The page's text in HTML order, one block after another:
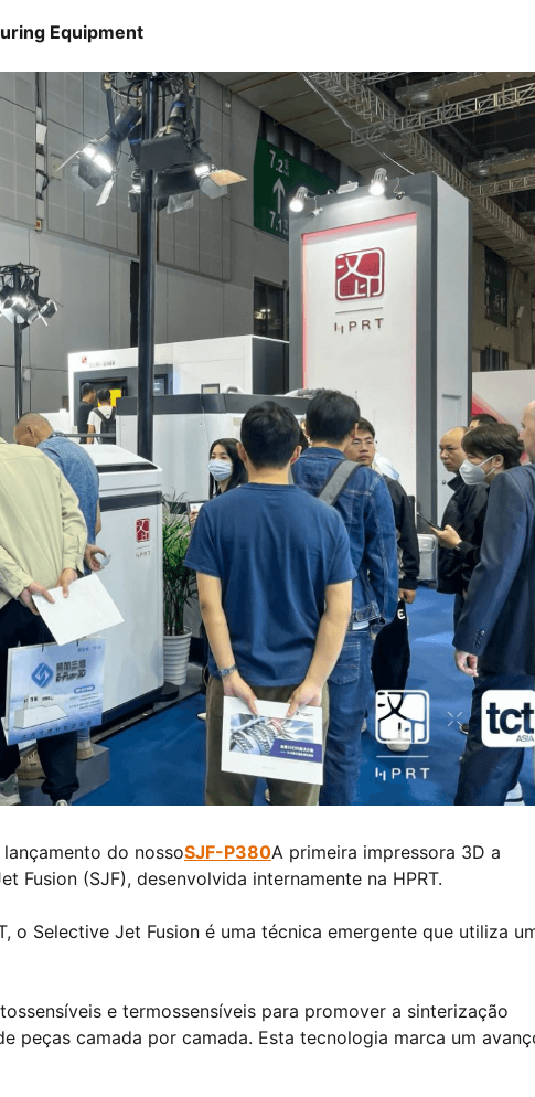
Equipment
do nossoSJF-P380A primeira impressora 3D a
Fusion (SJF), desenvolvida internamente na HPRT.
o Selective Jet Fusion é uma técnica emergente que utiliza
e termossensíveis para promover a sinterização
peças camada por camada. Esta tecnologia marca um